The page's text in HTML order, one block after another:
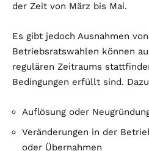
der Zeit von März bis Mai.
Es gibt jedoch Ausnahmen
Betriebsratswahlen können
regulären Zeitraums
Bedingungen erfüllt sind.
Auflösung oder
Veränderungen in der
oder Übernahmen